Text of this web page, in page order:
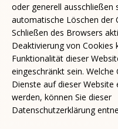
oder generell ausschließen
automatische Löschen der
Schließen des Browsers
Deaktivierung von Cookies
Funktionalität dieser
eingeschränkt sein. Welche
Dienste auf dieser Website
werden, können Sie dieser
Datenschutzerklärung